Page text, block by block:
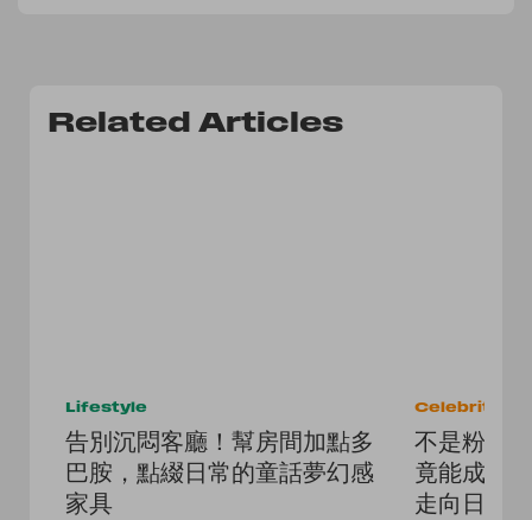
Related Articles
Lifestyle
告別沉悶客廳！幫房間加點多
巴胺，點綴日常的童話夢幻感
家具
Celebrities
不是粉絲
竟能成為
走向日常